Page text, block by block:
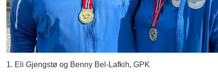
1. Eli Gjengstø og Benny Bel-Lafkih, GPK